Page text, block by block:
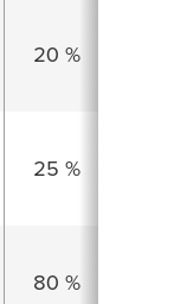
20 %
25 %
80 %